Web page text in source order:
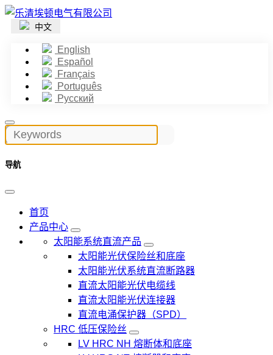
中文
English
Español
Français
Português
Русский
导航
首页
产品中心
太阳能系统直流产品
太阳能光伏保险丝和底座
太阳能光伏系统直流断路器
直流太阳能光伏电缆线
直流太阳能光伏连接器
直流电涌保护器（SPD）
HRC 低压保险丝
LV HRC NH 熔断体和底座